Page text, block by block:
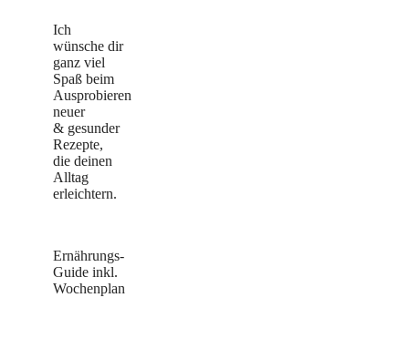
Ich
wünsche dir
ganz viel
Spaß beim
Ausprobieren
neuer
& gesunder
Rezepte,
die deinen
Alltag
erleichtern.
Ernährungs-
Guide inkl.
Wochenplan